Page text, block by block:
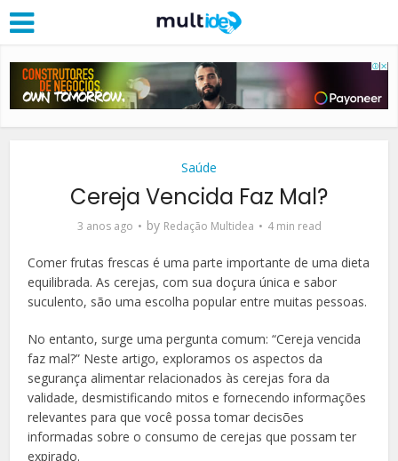
Saúde
Cereja Vencida Faz Mal?
3 anos ago by Redação Multidea 4 min read
Comer frutas frescas é uma parte importante de uma dieta
equilibrada. As cerejas, com sua doçura única e sabor
suculento, são uma escolha popular entre muitas pessoas.
No entanto, surge uma pergunta comum: “Cereja vencida
faz mal?” Neste artigo, exploramos os aspectos da
segurança alimentar relacionados às cerejas fora da
validade, desmistificando mitos e fornecendo informações
relevantes para que você possa tomar decisões
informadas sobre o consumo de cerejas que possam ter
expirado.